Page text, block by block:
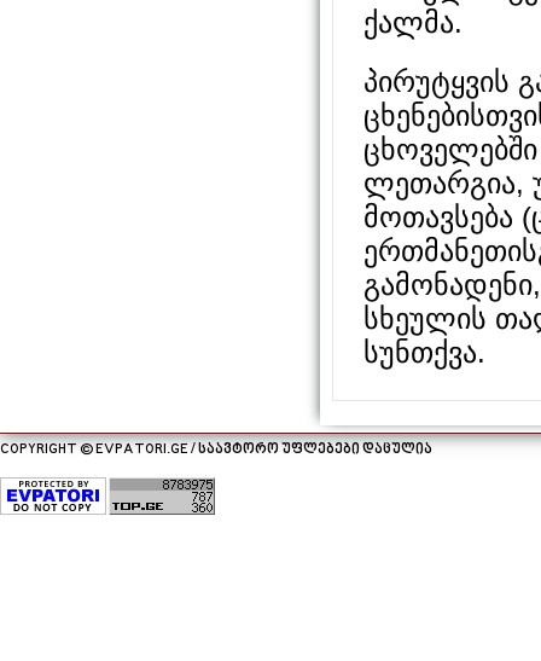
ქალმა.
პირუტყვის
ლეთარგია,
მოთავსება
სხეულის
სუნთქვა.
COPYRIGHT © EVPATORI.GE / საავტორო უფლებები დაცულია